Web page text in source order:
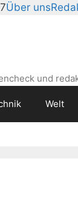
Über uns
und
Welt